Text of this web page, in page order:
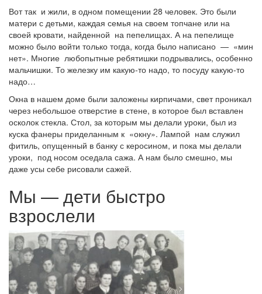
Вот так и жили, в одном помещении 28 человек. Это были
матери с детьми, каждая семья на своем топчане или на
своей кровати, найденной на пепелищах. А на пепелище
можно было войти только тогда, когда было написано — «мин
нет». Многие любопытные ребятишки подрывались, особенно
мальчишки. То железку им какую-то надо, то посуду какую-то
надо…
Окна в нашем доме были заложены кирпичами, свет проникал
через небольшое отверстие в стене, в которое был вставлен
осколок стекла. Стол, за которым мы делали уроки, был из
куска фанеры приделанным к «окну». Лампой нам служил
фитиль, опущенный в банку с керосином, и пока мы делали
уроки, под носом оседала сажа. А нам было смешно, мы
даже усы себе рисовали сажей.
Мы — дети быстро
взрослели